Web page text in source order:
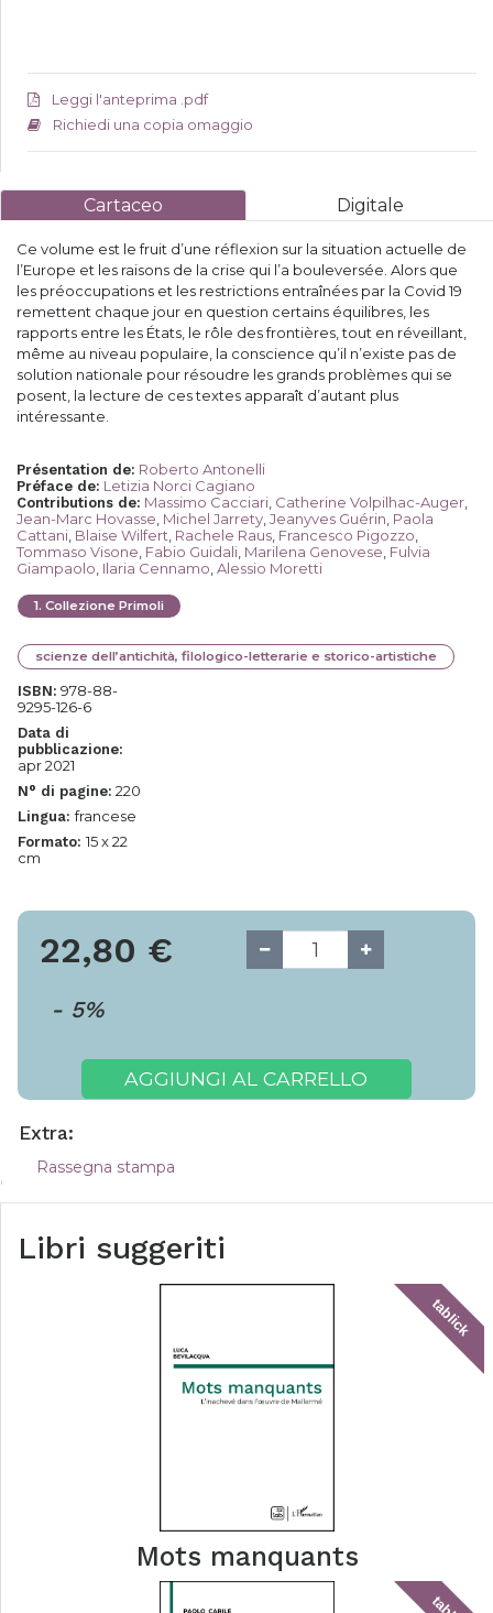
Leggi l'anteprima .pdf
Richiedi una copia omaggio
Cartaceo Digitale
Ce volume est le fruit d’une réflexion sur la situation actuelle de
l’Europe et les raisons de la crise qui l’a bouleversée. Alors que
les préoccupations et les restrictions entraînées par la Covid 19
remettent chaque jour en question certains équilibres, les
rapports entre les États, le rôle des frontières, tout en réveillant,
même au niveau populaire, la conscience qu’il n’existe pas de
solution nationale pour résoudre les grands problèmes qui se
posent, la lecture de ces textes apparaît d’autant plus
intéressante.
Présentation de: Roberto Antonelli
Préface de: Letizia Norci Cagiano
Contributions de: Massimo Cacciari Catherine Volpilhac-Auger
Jean-Marc Hovasse Michel Jarrety Jeanyves Guérin Paola
Cattani Blaise Wilfert Rachele Raus Francesco Pigozzo
Tommaso Visone Fabio Guidali Marilena Genovese Fulvia
Giampaolo Ilaria Cennamo Alessio Moretti
1. Collezione Primoli
scienze dell’antichità, filologico-letterarie e storico-artistiche
ISBN: 978-88-
9295-126-6
Data di
pubblicazione:
apr 2021
N° di pagine: 220
Lingua:francese
Formato: 15 x 22
cm
22,80 €
- 5%
AGGIUNGI AL CARRELLO
Extra:
Rassegna stampa
Libri suggeriti
tablick
Mots manquants